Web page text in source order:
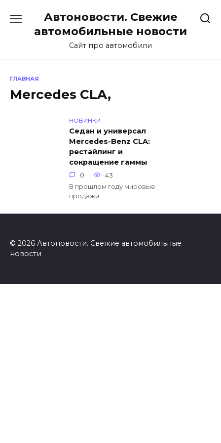
содержанию
Автоновости. Свежие
автомобильные новости
Сайт про автомобили
ГЛАВНАЯ
Mercedes CLA,
НОВИНКИ
Седан и универсал
Mercedes-Benz CLA:
рестайлинг и
сокращение гаммы
0
43
В прошлом году мировые
продажи
© 2026 Автоновости. Свежие автомобильные
новости